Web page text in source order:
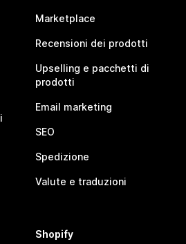
Marketplace
Recensioni dei prodotti
Upselling e pacchetti di
prodotti
Email marketing
SEO
Spedizione
Valute e traduzioni
Shopify